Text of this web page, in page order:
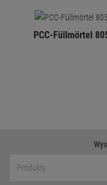
PCC-Füllmörtel